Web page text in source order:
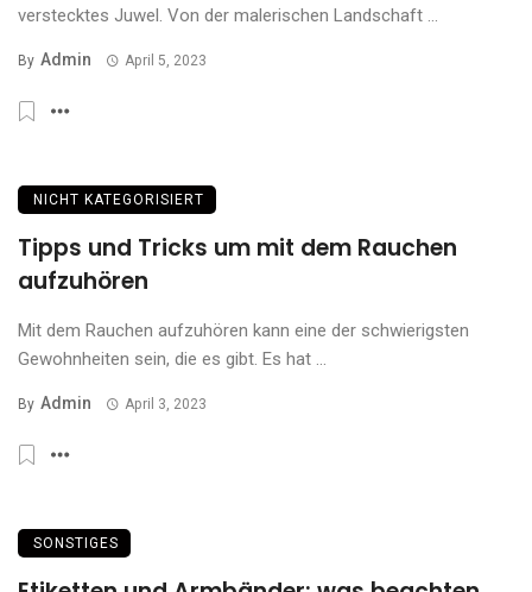
verstecktes Juwel. Von der malerischen Landschaft ...
By Admin April 5, 2023
NICHT KATEGORISIERT
Tipps und Tricks um mit dem Rauchen
aufzuhören
Mit dem Rauchen aufzuhören kann eine der schwierigsten
Gewohnheiten sein, die es gibt. Es hat ...
By Admin April 3, 2023
SONSTIGES